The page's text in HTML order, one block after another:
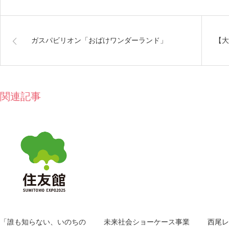
ガスパビリオン「おばけワンダーランド」 【
関連記事
「誰も知らない、いのちの
未来社会ショーケース事業
西尾